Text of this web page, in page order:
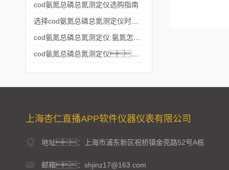
cod氨氮总磷总氮测定仪选购指南
上海杏仁直播APP软件仪器仪表有限公司
地址：上海市浦东新区祝桥镇金亮路52号A栋
邮箱：shjinz17@163.com